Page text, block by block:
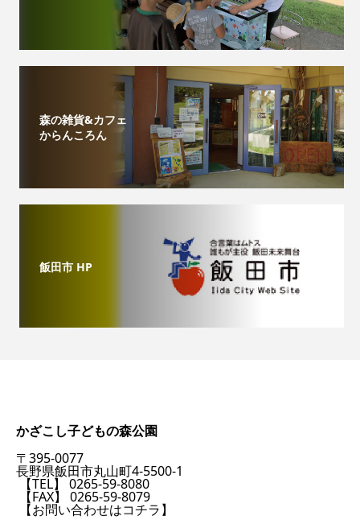
森の雑貨&カフェ
からんころん
飯田市 HP
かざこし子どもの森公園
〒395-0077
長野県飯田市丸山町4-5500-1
【TEL】 0265-59-8080
【FAX】 0265-59-8079
【お問い合わせはコチラ】